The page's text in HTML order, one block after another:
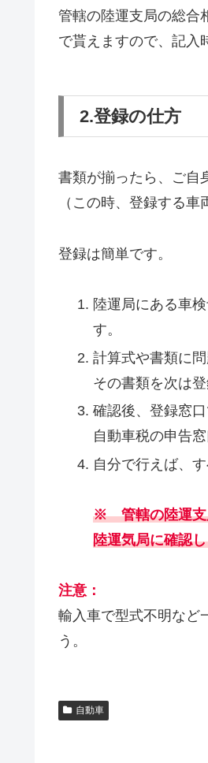
管轄の陸運支局の総合
で貰えますので、記入
2.登録の仕方
書類が揃ったら、ご自
（この時、登録する
登録は簡単です。
陸運局にある車
す。
計算式や書類に
その書類を次は
確認後、登録窓
自動車税の申告
自分で行えば、
※ 管轄の陸運支
陸運気局に確認
注意：
輸入車で型式不明など
う。
自動車